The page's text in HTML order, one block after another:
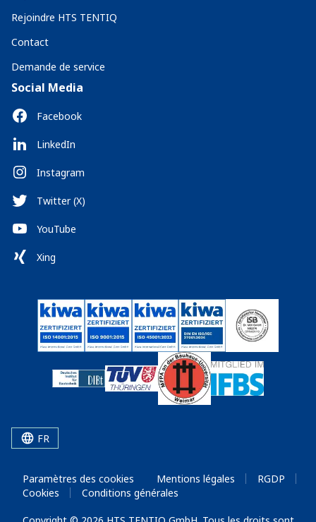
Rejoindre HTS TENTIQ
Contact
Demande de service
Social Media
Facebook
LinkedIn
Instagram
Twitter (X)
YouTube
Xing
FR
Paramètres des cookies Mentions légales
RGDP
Cookies
Conditions générales